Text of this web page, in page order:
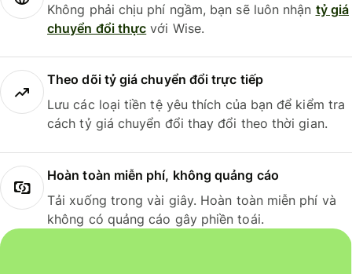
Không phải chịu phí ngầm, bạn sẽ luôn nhận tỷ giá
chuyển đổi thực với Wise.
Theo dõi tỷ giá chuyển đổi trực tiếp
Lưu các loại tiền tệ yêu thích của bạn để kiểm tra
cách tỷ giá chuyển đổi thay đổi theo thời gian.
Hoàn toàn miễn phí, không quảng cáo
Tải xuống trong vài giây. Hoàn toàn miễn phí và
không có quảng cáo gây phiền toái.